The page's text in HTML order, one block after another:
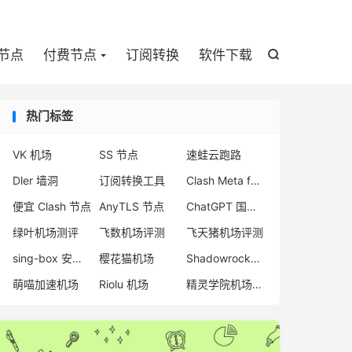

点 付费节点 订阅转换 软件下载
热门标签
VK 机场 SS 节点
速蛙云跑路
Dler 墙洞
订阅转换工具
Clash Meta for Android
便宜 Clash 节点
AnyTLS 节点
ChatGPT 国内访问
绿叶机场测评
飞数机场评测
飞天猪机场评测
sing-box 安卓客户端
樱花猫机场
Shadowrocket 机场
萌喵加速机场
Riolu 机场 精灵学院机场评测